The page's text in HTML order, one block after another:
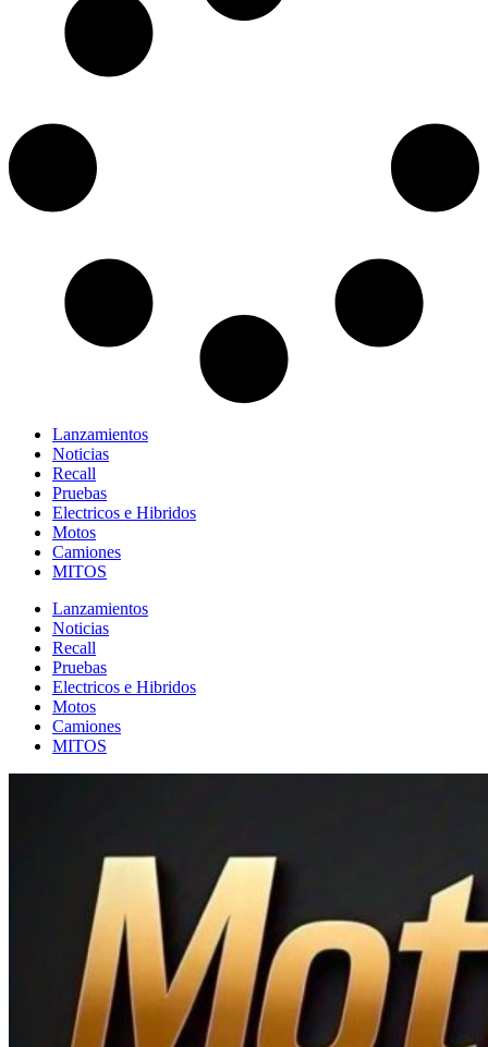
Lanzamientos
Noticias
Recall
Pruebas
Electricos e Hibridos
Motos
Camiones
MITOS
Lanzamientos
Noticias
Recall
Pruebas
Electricos e Hibridos
Motos
Camiones
MITOS